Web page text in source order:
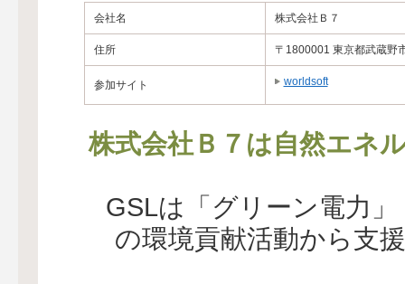
会社名 株式会社Ｂ７
住所 〒1800001 東京都武蔵野
参加サイト worldsoft
株式会社Ｂ７は自然エネ
GSLは「グリーン電力
の環境貢献活動から支